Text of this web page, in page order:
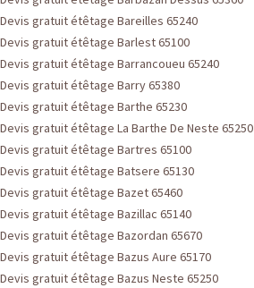
Devis gratuit étêtage Bareilles 65240
Devis gratuit étêtage Barlest 65100
Devis gratuit étêtage Barrancoueu 65240
Devis gratuit étêtage Barry 65380
Devis gratuit étêtage Barthe 65230
Devis gratuit étêtage La Barthe De Neste 65250
Devis gratuit étêtage Bartres 65100
Devis gratuit étêtage Batsere 65130
Devis gratuit étêtage Bazet 65460
Devis gratuit étêtage Bazillac 65140
Devis gratuit étêtage Bazordan 65670
Devis gratuit étêtage Bazus Aure 65170
Devis gratuit étêtage Bazus Neste 65250